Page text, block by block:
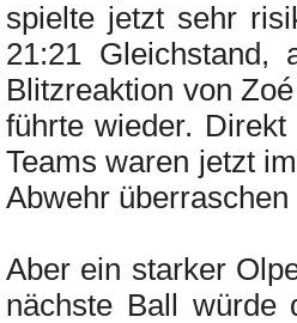
spielte jetzt sehr
21:21 Gleichstand,
Blitzreaktion von
führte wieder.
Teams waren jetzt
Abwehr
Aber ein starker
nächste Ball würde